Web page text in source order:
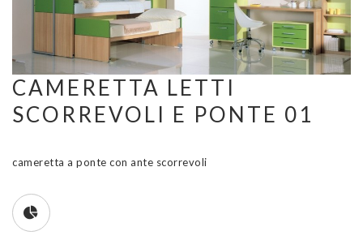
CAMERETTA LETTI
SCORREVOLI E PONTE 01
cameretta a ponte con ante scorrevoli